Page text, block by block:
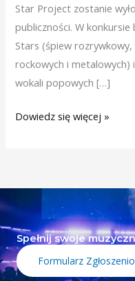
Star Project zostanie
publiczności. W
Stars (śpiew
rockowych i metalowych)
wokali popowych […]
Dowiedz się więcej »
Spełnij swoje
Formularz